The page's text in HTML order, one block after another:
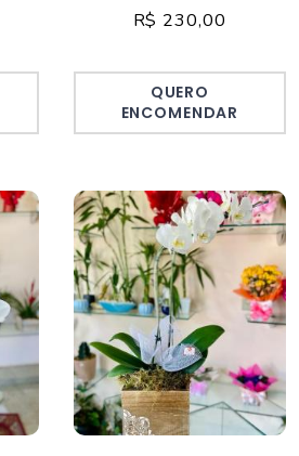
R$ 230,00
QUERO
ENCOMENDAR